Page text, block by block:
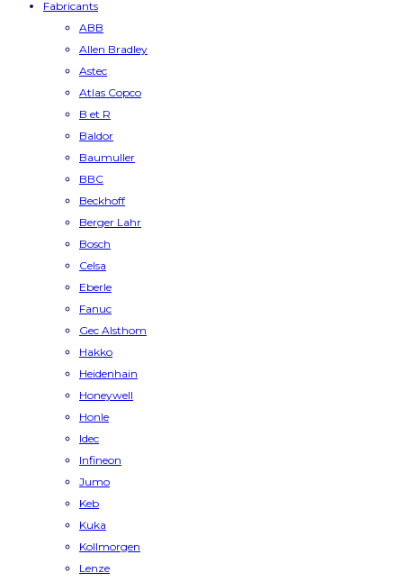
Fabricants
ABB
Allen Bradley
Astec
Atlas Copco
B et R
Baldor
Baumuller
BBC
Beckhoff
Berger Lahr
Bosch
Celsa
Eberle
Fanuc
Gec Alsthom
Hakko
Heidenhain
Honeywell
Honle
Idec
Infineon
Jumo
Keb
Kuka
Kollmorgen
Lenze